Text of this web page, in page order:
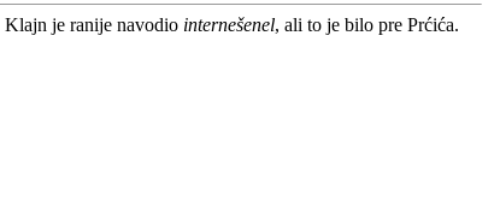
Klajn je ranije navodio internešenel, ali to je bilo pre Prćića.